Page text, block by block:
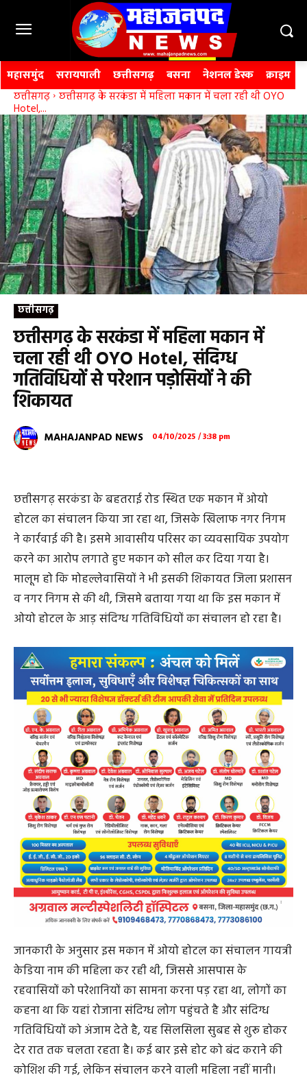
महासमुंद सरायपाली छत्तीसगढ़ बसना नेशनल डेस्क क्राइम
छत्तीसगढ़ छत्तीसगढ़ के सरकंडा में महिला मकान में चला रही थी OYO
Hotel,...
छत्तीसगढ़
छत्तीसगढ़ के सरकंडा में महिला मकान में
चला रही थी OYO Hotel, संदिग्ध
गतिविधियों से परेशान पड़ोसियों ने की
शिकायत
MAHAJANPAD NEWS 04/10/2025 / 3:38 pm
छत्तीसगढ़ सरकंडा के बहतराई रोड स्थित एक मकान में ओयो
होटल का संचालन किया जा रहा था, जिसके खिलाफ नगर निगम
ने कार्रवाई की है। इसमे आवासीय परिसर का व्यवसायिक उपयोग
करने का आरोप लगाते हुए मकान को सील कर दिया गया है।
मालूम हो कि मोहल्लेवासियों ने भी इसकी शिकायत जिला प्रशासन
व नगर निगम से की थी, जिसमे बताया गया था कि इस मकान में
ओयो होटल के आड़ संदिग्ध गतिविधियों का संचालन हो रहा है।
जानकारी के अनुसार इस मकान में ओयो होटल का संचालन गायत्री
केडिया नाम की महिला कर रही थी, जिससे आसपास के
रहवासियों को परेशानियों का सामना करना पड़ रहा था, लोगों का
कहना था कि यहां रोजाना संदिग्ध लोग पहुंचते है और संदिग्ध
गतिविधियों को अंजाम देते है, यह सिलसिला सुबह से शुरू होकर
देर रात तक चलता रहता है। कई बार इसे होट को बंद कराने की
कोशिश की गई, लेकिन संचालन करने वाली महिला नहीं मानी।